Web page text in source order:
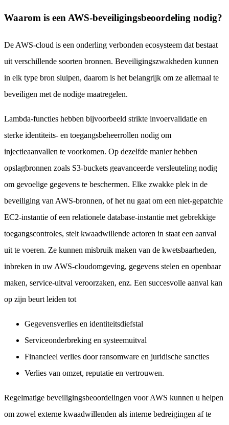
Waarom is een AWS-beveiligingsbeoordeling nodig?
De AWS-cloud is een onderling verbonden ecosysteem dat bestaat
uit verschillende soorten bronnen. Beveiligingszwakheden kunnen
in elk type bron sluipen, daarom is het belangrijk om ze allemaal te
beveiligen met de nodige maatregelen.
Lambda-functies hebben bijvoorbeeld strikte invoervalidatie en
sterke identiteits- en toegangsbeheerrollen nodig om
injectieaanvallen te voorkomen. Op dezelfde manier hebben
opslagbronnen zoals S3-buckets geavanceerde versleuteling nodig
om gevoelige gegevens te beschermen. Elke zwakke plek in de
beveiliging van AWS-bronnen, of het nu gaat om een niet-gepatchte
EC2-instantie of een relationele database-instantie met gebrekkige
toegangscontroles, stelt kwaadwillende actoren in staat een aanval
uit te voeren. Ze kunnen misbruik maken van de kwetsbaarheden,
inbreken in uw AWS-cloudomgeving, gegevens stelen en openbaar
maken, service-uitval veroorzaken, enz. Een succesvolle aanval kan
op zijn beurt leiden tot
Gegevensverlies en identiteitsdiefstal
Serviceonderbreking en systeemuitval
Financieel verlies door ransomware en juridische sancties
Verlies van omzet, reputatie en vertrouwen.
Regelmatige beveiligingsbeoordelingen voor AWS kunnen u helpen
om zowel externe kwaadwillenden als interne bedreigingen af te